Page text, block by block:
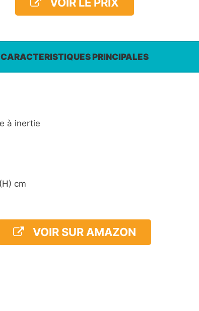
CARACTERISTIQUES PRINCIPALES
à inertie
cm
VOIR SUR AMAZON